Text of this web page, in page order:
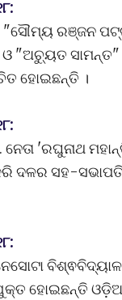
"ସୌମ୍ୟ ରଞ୍ଜନ
"ଅଚ୍ୟୁତ ସାମନ୍ତ"
ହୋଇଛନ୍ତି ।
'ରଘୁନାଥ
ଦଳର ସହ-
ହୋଇଛନ୍ତି